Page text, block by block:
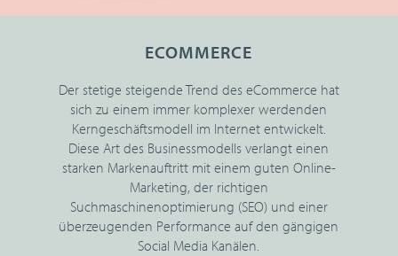
ECOMMERCE
Der stetige steigende Trend des eCommerce hat
sich zu einem immer komplexer werdenden
Kerngeschäftsmodell im Internet entwickelt.
Diese Art des Businessmodells verlangt einen
starken Markenauftritt mit einem guten Online-
Marketing, der richtigen
Suchmaschinenoptimierung (SEO) und einer
überzeugenden Performance auf den gängigen
Social Media Kanälen.